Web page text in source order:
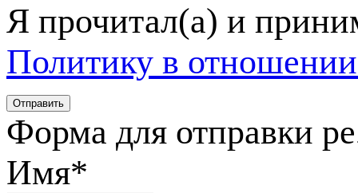
Я прочитал(а) и
Политику в
Форма для отправки
Имя*